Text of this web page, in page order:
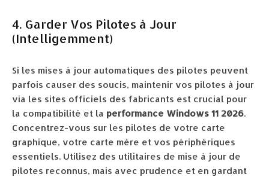
4. Garder Vos Pilotes à Jour
(Intelligemment)
Si les mises à jour automatiques des pilotes peuvent
parfois causer des soucis, maintenir vos pilotes à jour
via les sites officiels des fabricants est crucial pour
la compatibilité et la performance Windows 11 2026.
Concentrez-vous sur les pilotes de votre carte
graphique, votre carte mère et vos périphériques
essentiels. Utilisez des utilitaires de mise à jour de
pilotes reconnus, mais avec prudence et en gardant